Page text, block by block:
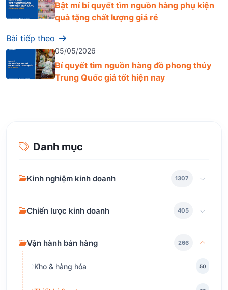
Bật mí bí quyết tìm nguồn hàng phụ kiện
quà tặng chất lượng giá rẻ
Bài tiếp theo
05/05/2026
Bí quyết tìm nguồn hàng đồ phong thủy
Trung Quốc giá tốt hiện nay
Danh mục
Kinh nghiệm kinh doanh 1307
Chiến lược kinh doanh 405
Vận hành bán hàng 266
Kho & hàng hóa 50